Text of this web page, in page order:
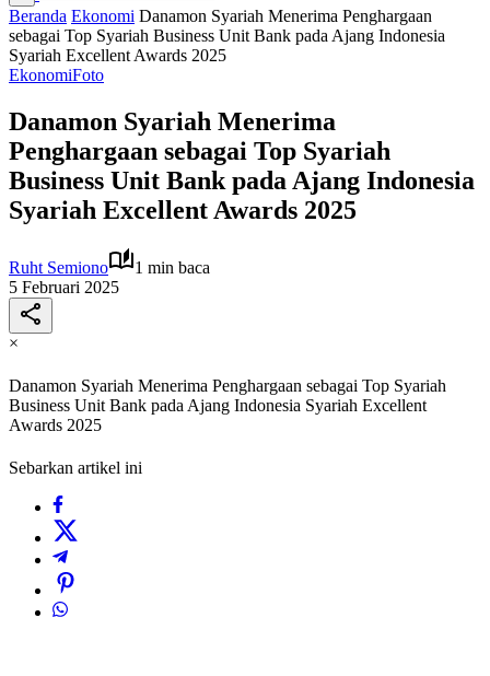
Beranda Ekonomi Danamon Syariah Menerima Penghargaan
sebagai Top Syariah Business Unit Bank pada Ajang Indonesia
Syariah Excellent Awards 2025
EkonomiFoto
Danamon Syariah Menerima
Penghargaan sebagai Top Syariah
Business Unit Bank pada Ajang Indonesia
Syariah Excellent Awards 2025
Ruht Semiono
1 min baca
5 Februari 2025
×
Danamon Syariah Menerima Penghargaan sebagai Top Syariah
Business Unit Bank pada Ajang Indonesia Syariah Excellent
Awards 2025
Sebarkan artikel ini